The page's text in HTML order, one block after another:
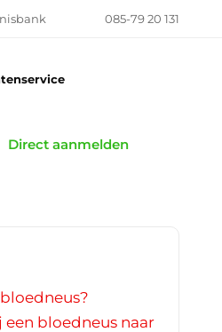
085-79 20 131
Direct aanmelden
bloedneus naar